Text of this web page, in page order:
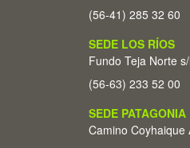
(56-41) 285 32 60
SEDE LOS RÍOS
Fundo Teja Norte
(56-63) 233 52 00
SEDE PATAGONIA
Camino Coyhaique